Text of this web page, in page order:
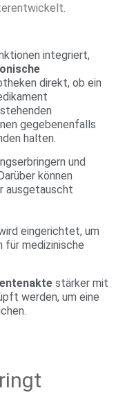
integriert,
direkt, ob ein
gegebenenfalls
halten.
und
können
ausgetauscht
eingerichtet, um
für medizinische
stärker mit
werden, um eine